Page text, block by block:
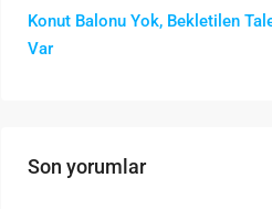
Konut Balonu Yok, Bekletilen
Var
Son yorumlar